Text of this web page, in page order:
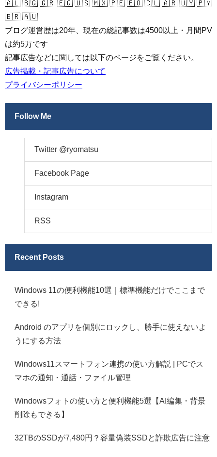
🇦🇱 🇧🇬 🇬🇷 🇪🇬 🇺🇸 🇲🇽 🇵🇪 🇧🇴 🇨🇱 🇦🇷 🇺🇾 🇵🇾
🇧🇷 🇦🇺
ブログ運営歴は20年、現在の総記事数は4500以上・月間PV
は約5万です
記事広告などに関しては以下のページをご覧ください。
広告掲載・記事広告について
プライバシーポリシー
Follow Me
Twitter @ryomatsu
Facebook Page
Instagram
RSS
Recent Posts
Windows 11の便利機能10選｜標準機能だけでここまで
できる!
Android のアプリを個別にロックし、勝手に使えないよ
うにする方法
Windows11スマートフォン連携の使い方解説 | PCでス
マホの通知・通話・ファイル管理
Windowsフォトの使い方と便利機能5選【AI編集・背景
削除もできる】
32TBのSSDが7,480円？容量偽装SSDと詐欺広告に注意